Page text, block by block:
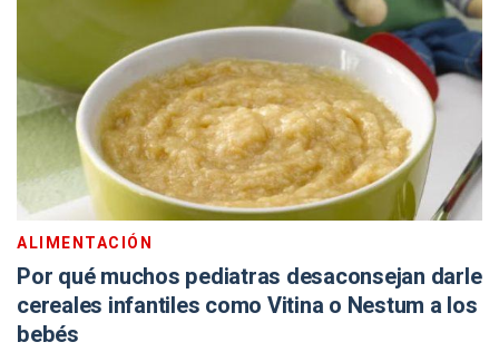
ALIMENTACIÓN
Por qué muchos pediatras desaconsejan darle
cereales infantiles como Vitina o Nestum a los
bebés